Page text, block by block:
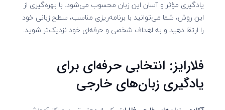
یادگیری مؤثر و آسان این زبان محسوب می‌شود. با بهره‌گیری از
این روش، شما می‌توانید با برنامه‌ریزی مناسب، سطح زبانی خود
را ارتقا دهید و به اهداف شخصی و حرفه‌ای خود نزدیک‌تر شوید.
فلارایز: انتخابی حرفه‌ای برای
یادگیری زبان‌های خارجی